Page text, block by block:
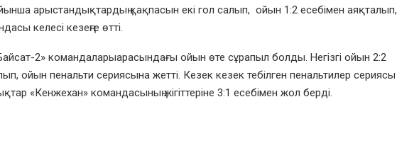
арыстандықтардыңқақпасын екі гол салып, ойын 1:2 есебімен аяқталып,
келесі кезеңге өтті.
2» командаларыарасындағы ойын өте сұрапыл болды. Негізгі ойын 2:2
ойын пенальти сериясына жетті. Кезек кезек тебілген пенальтилер сериясы
«Кенжехан» командасының жігіттеріне 3:1 есебімен жол берді.